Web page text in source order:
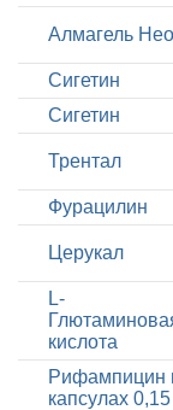
Алмагель Нео
Сигетин
Сигетин
Трентал
Фурацилин
Церукал
L-
кислота
Рифампицин
капсулах 0,15